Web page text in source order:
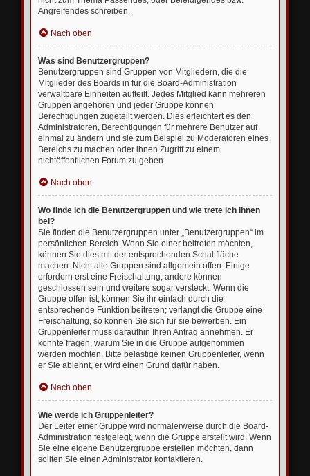
Angreifendes schreiben.
Nach oben
Was sind Benutzergruppen?
Benutzergruppen sind Gruppen von Mitgliedern, die die
Mitglieder des Boards in für die Board-Administration
verwaltbare Einheiten aufteilt. Jedes Mitglied kann mehreren
Gruppen angehören und jeder Gruppe können
Berechtigungen zugeteilt werden. Dies erleichtert es den
Administratoren, Berechtigungen für mehrere Benutzer auf
einmal zu ändern und sie zum Beispiel zu Moderatoren eines
Bereichs zu machen oder ihnen Zugriff zu einem
nichtöffentlichen Forum zu geben.
Nach oben
Wo finde ich die Benutzergruppen und wie trete ich ihnen
bei?
Sie finden die Benutzergruppen unter „Benutzergruppen“ im
persönlichen Bereich. Wenn Sie einer beitreten möchten,
können Sie dies mit der entsprechenden Schaltfläche
machen. Nicht alle Gruppen sind allgemein offen. Einige
erfordern erst eine Freischaltung, andere können
geschlossen sein und weitere sogar versteckt. Wenn die
Gruppe offen ist, können Sie ihr einfach durch die
entsprechende Funktion beitreten; verlangt die Gruppe eine
Freischaltung, so können Sie sich für sie bewerben. Ein
Gruppenleiter muss daraufhin Ihren Antrag annehmen. Er
könnte fragen, warum Sie in die Gruppe aufgenommen
werden möchten. Bitte belästige keinen Gruppenleiter, wenn
er Sie ablehnt, er wird einen Grund dafür haben.
Nach oben
Wie werde ich Gruppenleiter?
Der Leiter einer Gruppe wird normalerweise durch die Board-
Administration festgelegt, wenn die Gruppe erstellt wird. Wenn
Sie eine eigene Benutzergruppe erstellen möchten, dann
sollten Sie einen Administrator kontaktieren.